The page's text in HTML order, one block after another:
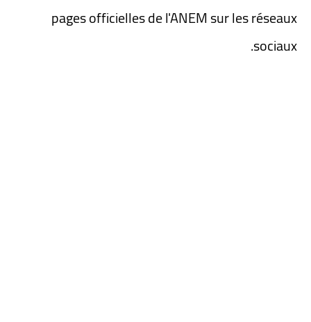
pages officielles de l'ANEM sur les réseaux
sociaux.